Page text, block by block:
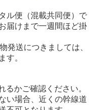
ル便（混載共同便）で
届けまで一週間ほど掛
発送につきましては、
す。
るかご確認ください。
い場合、近くの幹線道